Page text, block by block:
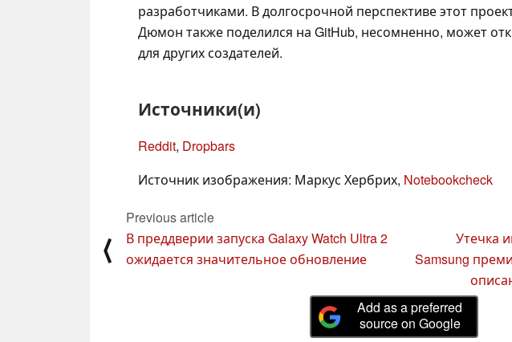
разработчиками. В долгосрочной перспективе этот
Дюмон также поделился на GitHub, несомненно, может
для других создателей.
Источники(и)
Reddit, Dropbars
Источник изображения: Маркус Хербрих, Notebookcheck
⟨
Previous article
В преддверии запуска Galaxy Watch Ultra 2
ожидается значительное обновление
Утечка
Samsung
Add as a preferred
source on Google